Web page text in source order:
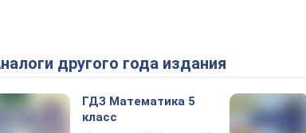
Аналоги другого года издания
ГДЗ Математика 5
класс